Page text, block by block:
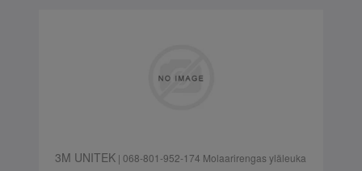
3M UNITEK| 068-801-952-174 Molaarirengas yläleuka